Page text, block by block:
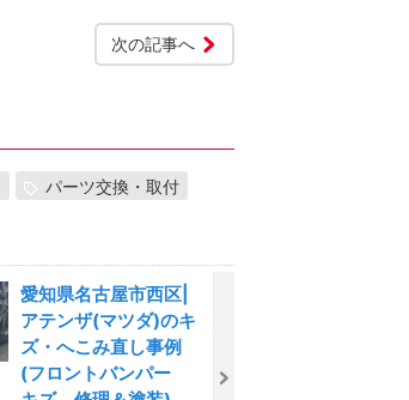
次の記事へ
パーツ交換・取付
愛知県名古屋市西区|
アテンザ(マツダ)のキ
ズ・へこみ直し事例
(フロントバンパー